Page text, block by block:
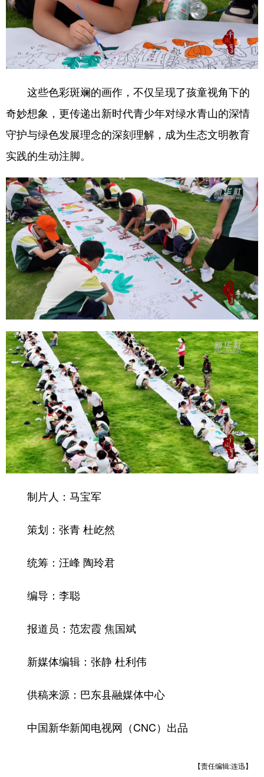
广东 海南 重庆
四川 贵州 西藏
陕西 甘肃 青海 宁夏
新疆 内蒙古 黑龙江
多语种频道
English
Русский язык 日本語 한국어
Deutsch Português
这些色彩斑斓的画作，不仅呈现了孩童视角下的
奇妙想象，更传递出新时代青少年对绿水青山的深情
守护与绿色发展理念的深刻理解，成为生态文明教育
实践的生动注脚。
制片人：马宝军
策划：张青 杜屹然
统筹：汪峰 陶玲君
编导：李聪
报道员：范宏霞 焦国斌
新媒体编辑：张静 杜利伟
供稿来源：巴东县融媒体中心
中国新华新闻电视网（CNC）出品
【责任编辑:连迅】